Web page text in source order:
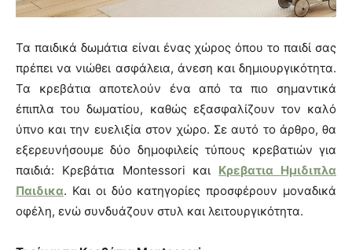
Τα παιδικά δωμάτια είναι ένας χώρος όπου το παιδί σας
πρέπει να νιώθει ασφάλεια, άνεση και δημιουργικότητα.
Τα κρεβάτια αποτελούν ένα από τα πιο σημαντικά
έπιπλα του δωματίου, καθώς εξασφαλίζουν τον καλό
ύπνο και την ευελιξία στον χώρο. Σε αυτό το άρθρο, θα
εξερευνήσουμε δύο δημοφιλείς τύπους κρεβατιών για
παιδιά: Κρεβάτια Montessori και Κρεβατια Ημιδιπλα
Παιδικα. Και οι δύο κατηγορίες προσφέρουν μοναδικά
οφέλη, ενώ συνδυάζουν στυλ και λειτουργικότητα.